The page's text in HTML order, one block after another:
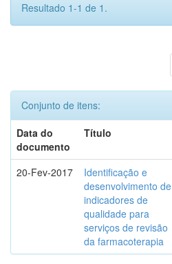
Resultado 1-1 de 1.
Conjunto de itens:
Data do
documento
Título
20-Fev-2017
Identificação e
desenvolvimento de
indicadores de
qualidade para
serviços de revisão
da farmacoterapia